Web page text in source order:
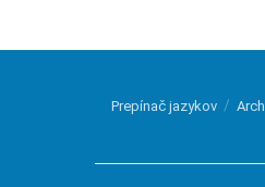
Prepínač jazykov